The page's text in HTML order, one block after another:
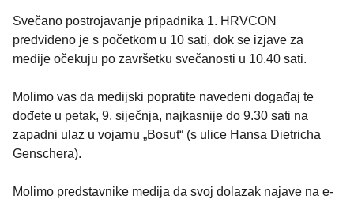
Svečano postrojavanje pripadnika 1. HRVCON
predviđeno je s početkom u 10 sati, dok se izjave za
medije očekuju po završetku svečanosti u 10.40 sati.
Molimo vas da medijski popratite navedeni događaj te
dođete u petak, 9. siječnja, najkasnije do 9.30 sati na
zapadni ulaz u vojarnu „Bosut“ (s ulice Hansa Dietricha
Genschera).
Molimo predstavnike medija da svoj dolazak najave na e-